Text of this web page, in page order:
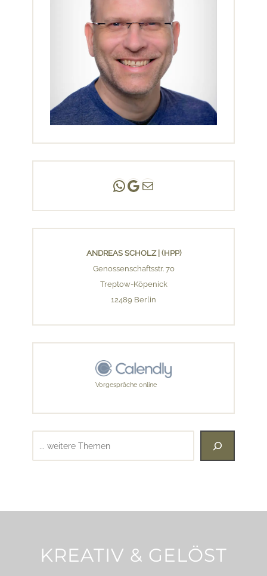
Andreas Scholz | (HPP)
Praxis Adlershof
E-Mail an mich ...
ANDREAS SCHOLZ | (HPP)
Genossenschaftsstr. 70
Treptow-Köpenick
12489 Berlin
Vorgespräche online
KREATIV & GELÖST